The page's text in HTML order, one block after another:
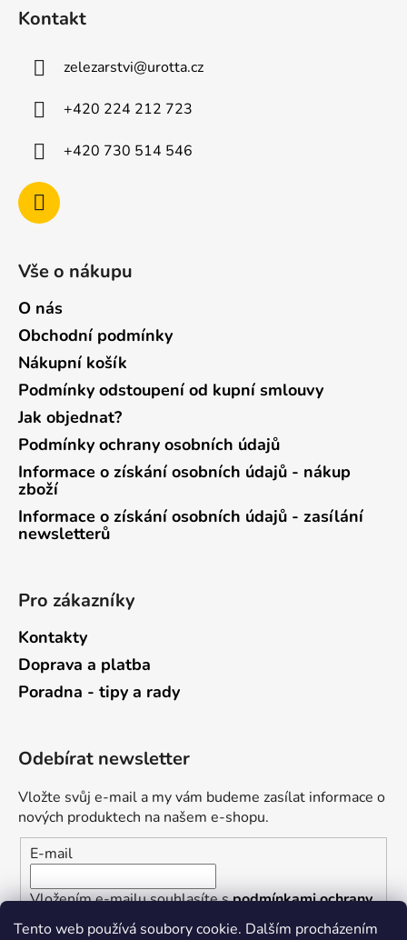
Tento web používá soubory cookie. Dalším procházením
Kontakt
zelezarstvi@urotta.cz
+420 224 212 723
+420 730 514 546
Vše o nákupu
O nás
Obchodní podmínky
Nákupní košík
Podmínky odstoupení od kupní smlouvy
Jak objednat?
Podmínky ochrany osobních údajů
Informace o získání osobních údajů - nákup
zboží
Informace o získání osobních údajů - zasílání
newsletterů
Pro zákazníky
Kontakty
Doprava a platba
Poradna - tipy a rady
Odebírat newsletter
Vložte svůj e-mail a my vám budeme zasílat informace o
nových produktech na našem e-shopu.
E-mail
Vložením e-mailu souhlasíte spodmínkami ochrany
osobních údajů